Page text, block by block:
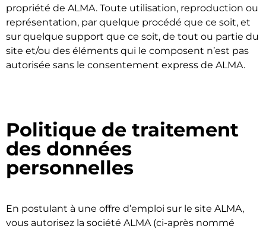
propriété de ALMA. Toute utilisation, reproduction ou
représentation, par quelque procédé que ce soit, et
sur quelque support que ce soit, de tout ou partie du
site et/ou des éléments qui le composent n’est pas
autorisée sans le consentement express de ALMA.
Politique de traitement
des données
personnelles
En postulant à une offre d’emploi sur le site ALMA,
vous autorisez la société ALMA (ci-après nommé